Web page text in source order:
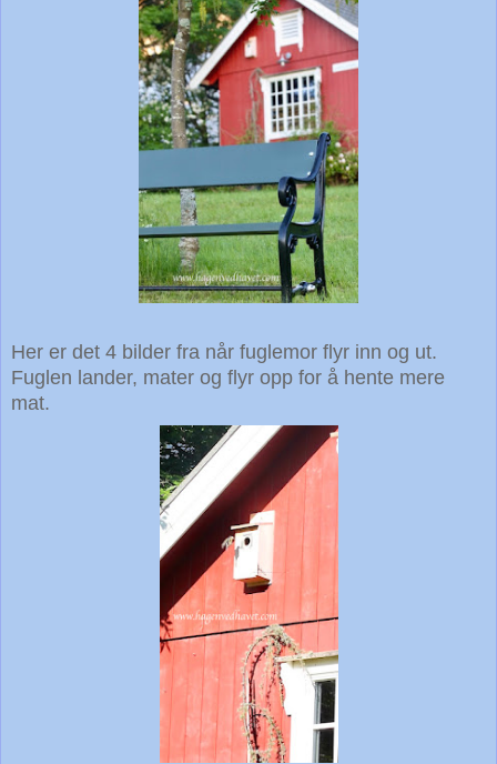
Her er det 4 bilder fra når fuglemor flyr inn og ut.
Fuglen lander, mater og flyr opp for å hente mere
mat.